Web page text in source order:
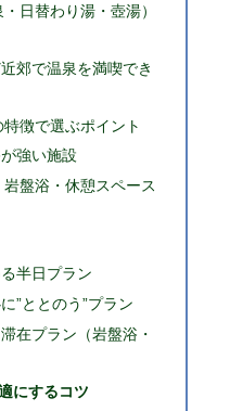
日替わり湯・壺湯）
郊で温泉を満喫でき
徴で選ぶポイント
強い施設
盤浴・休憩スペース
半日プラン
”ととのう”プラン
在プラン（岩盤浴・
にするコツ